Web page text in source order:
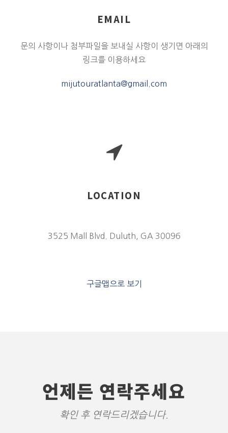
EMAIL
문의 사항이나 첨부파일을 보내실 사항이 생기면 아래의
링크를 이용하세요
mijutouratlanta@gmail.com
LOCATION
3525 Mall Blvd. Duluth, GA 30096
구글맵으로 보기
언제든 연락주세요
확인 후 연락드리겠습니다.